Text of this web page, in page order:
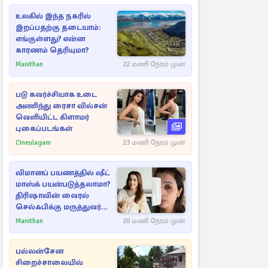
உலகில் இந்த நகரில்
இறப்பதற்கு தடையாம்:
எங்குள்ளது? என்ன
காரணம் தெரியுமா?
Manithan 22 மணி நேரம் முன்
படு கவர்ச்சியாக உடை
அணிந்து ரைசா வில்சன்
வெளியிட்ட கிளாமர்
புகைப்படங்கள்
Cineulagam 23 மணி நேரம் முன்
விமானப் பயணத்தில் ஷீட்
மாஸ்க் பயன்படுத்தலாமா?
திரிஷாவின் வைரல்
செல்ஃபிக்கு மருத்துவர்
விளக்கம்
Manithan 20 மணி நேரம் முன்
பல்லன்சேன
சிறைச்சாலையில்